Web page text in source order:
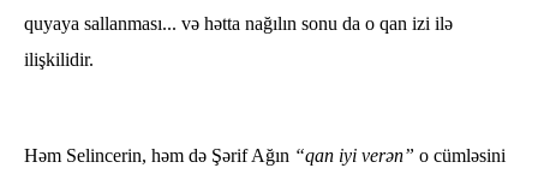
quyaya sallanması... və hətta nağılın sonu da o qan izi ilə
ilişkilidir.
Həm Selincerin, həm də Şərif Ağın “qan iyi verən” o cümləsini